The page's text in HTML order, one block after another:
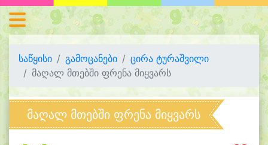
საწყისი გამოცანები
ცირა ტურაშვილი
მაღალ მთებში ფრენა მიყვარს
მაღალ მთებში ფრენა მიყვარს